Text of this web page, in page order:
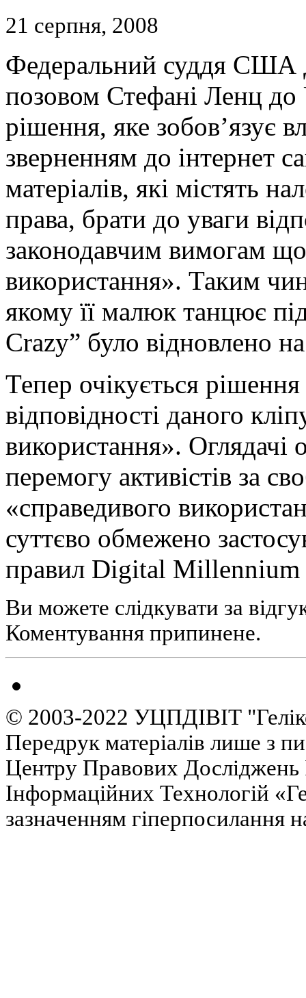
21 серпня, 2008
Федеральний суддя США
позовом Стефані Ленц
рішення, яке зобов’язує
зверненням до інтернет
матеріалів, які містять
права, брати до уваги
законодавчим вимогам
використання». Таким
якому її малюк танцює
Crazy” було відновлено
Тепер очікується
відповідності даного
використання».
перемогу активістів за
«справедивого
суттєво обмежено
правил Digital
Ви можете слідкувати за
Коментування припинене.
© 2003-2022 УЦПДІВІТ
Передрук матеріалів лише з
Центру Правових Досліджень
Інформаційних Технологій
зазначенням гіперпосилання